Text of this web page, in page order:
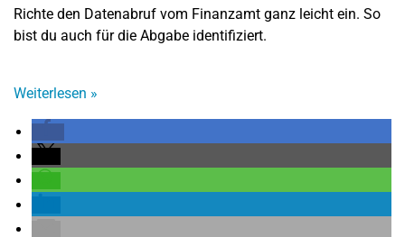
Richte den Datenabruf vom Finanzamt ganz leicht ein. So
bist du auch für die Abgabe identifiziert.
Weiterlesen »